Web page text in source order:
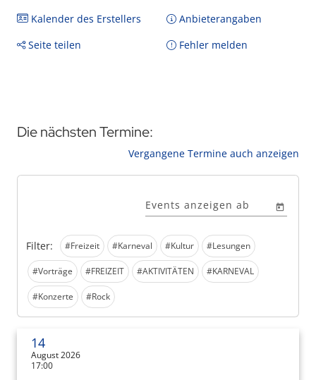
Kalender des Erstellers
Anbieterangaben
Seite teilen
Fehler melden
Die nächsten Termine:
Vergangene Termine auch anzeigen
Filter: #Freizeit #Karneval #Kultur #Lesungen
#Vorträge #FREIZEIT #AKTIVITÄTEN #KARNEVAL
#Konzerte #Rock
Events anzeigen ab
14
August 2026
17:00